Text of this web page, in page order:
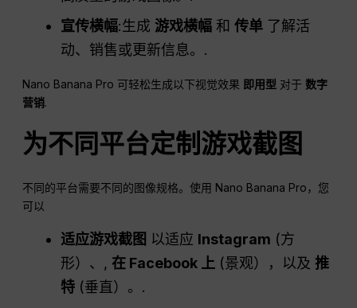
宣传横幅:生成 游戏横幅 和传单 了解活
动、销售或更新信息。.
Nano Banana Pro 可轻松生成以下视觉效果 即用型 对于 数字
营销.
为不同平台定制游戏截图
不同的平台需要不同的图像规格。使用 Nano Banana Pro，您
可以
适应游戏截图 以适应 Instagram (方
形）、, 在 Facebook 上 (景观），以及 推
特 (垂直）。.